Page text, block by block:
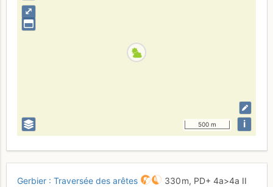
⤢
500 m i
Gerbier : Traversée des arêtes 330 m, PD+ 4a>4a II